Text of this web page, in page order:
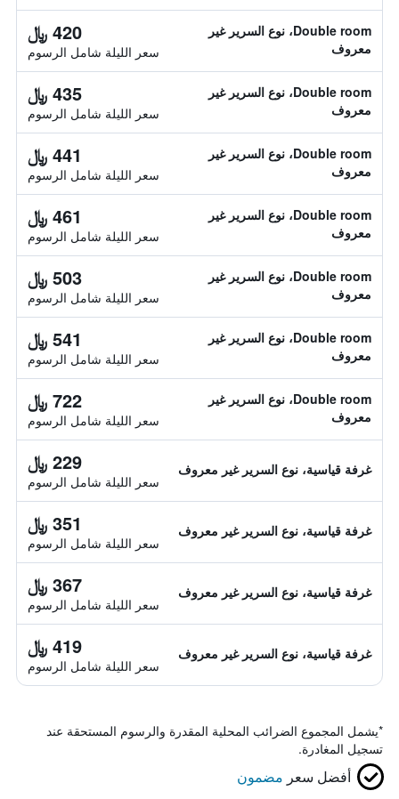
Double room، نوع السرير غير
معروف
420 ﷼
سعر الليلة شامل الرسوم
Double room، نوع السرير غير
معروف
435 ﷼
سعر الليلة شامل الرسوم
Double room، نوع السرير غير
معروف
441 ﷼
سعر الليلة شامل الرسوم
Double room، نوع السرير غير
معروف
461 ﷼
سعر الليلة شامل الرسوم
Double room، نوع السرير غير
معروف
503 ﷼
سعر الليلة شامل الرسوم
Double room، نوع السرير غير
معروف
541 ﷼
سعر الليلة شامل الرسوم
Double room، نوع السرير غير
معروف
722 ﷼
سعر الليلة شامل الرسوم
غرفة قياسية، نوع السرير غير معروف 229 ﷼
سعر الليلة شامل الرسوم
غرفة قياسية، نوع السرير غير معروف 351 ﷼
سعر الليلة شامل الرسوم
غرفة قياسية، نوع السرير غير معروف 367 ﷼
سعر الليلة شامل الرسوم
غرفة قياسية، نوع السرير غير معروف 419 ﷼
سعر الليلة شامل الرسوم
*يشمل المجموع الضرائب المحلية المقدرة والرسوم المستحقة عند
تسجيل المغادرة.
أفضل سعر مضمون